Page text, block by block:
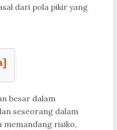
dari pola pikir yang
besar dalam
seseorang dalam
memandang risiko,